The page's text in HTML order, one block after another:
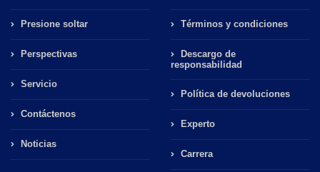
Presione soltar
Perspectivas
Servicio
Contáctenos
Noticias
Términos y condiciones
Descargo de
responsabilidad
Política de devoluciones
Experto
Carrera